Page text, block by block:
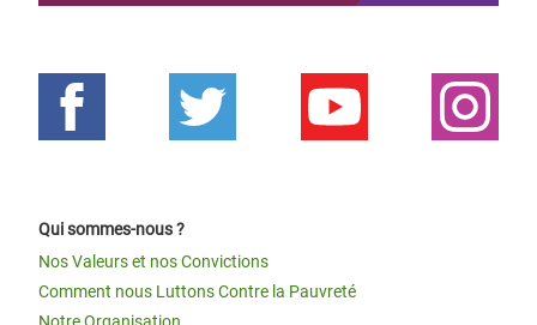
Qui sommes-nous ?
Nos Valeurs et nos Convictions
Comment nous Luttons Contre la Pauvreté